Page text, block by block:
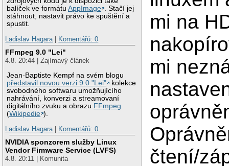
balíček ve formátuAppImage . Stačí jej
stáhnout, nastavit právo ke spuštění a
spustit.
Ladislav Hagara
Komentářů: 0
FFmpeg 9.0 "Lei"
4.8. 20:44 | Zajímavý článek
Jean-Baptiste Kempf na svém blogu
představil novou verzi 9.0 "Lei"
kolekce
svobodného softwaru umožňujícího
nahrávání, konverzi a streamovaní
digitálního zvuku a obrazu FFmpeg
(Wikipedie ).
Ladislav Hagara
Komentářů: 0
NVIDIA sponzorem služby Linux
Vendor Firmware Service (LVFS)
4.8. 20:11 | Komunita
mi na
mi
čtení/